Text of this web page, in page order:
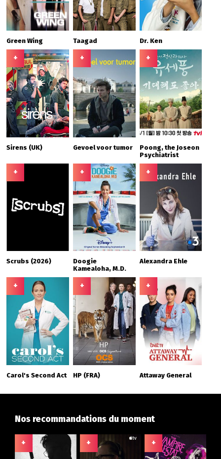
Green Wing Taagad Dr. Ken
+
Sirens (UK)
+
Gevoel voor tumor
+
Poong, the Joseon
Psychiatrist
+
Scrubs (2026)
+
Doogie
Kamealoha, M.D.
+
Alexandra Ehle
+
Carol's Second Act
+
HP (FRA)
+
Attaway General
Nos recommandations du moment
+ + +